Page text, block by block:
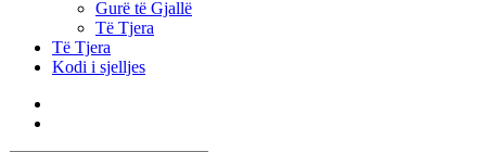
Gurë të Gjallë
Të Tjera
Të Tjera
Kodi i sjelljes